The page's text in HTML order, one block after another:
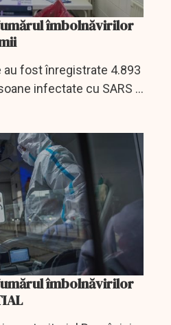
îmbolnăvirilor
au fost înregistrate 4.893
infectate cu SARS –
cu 993 mai multe decât
îmbolnăvirilor